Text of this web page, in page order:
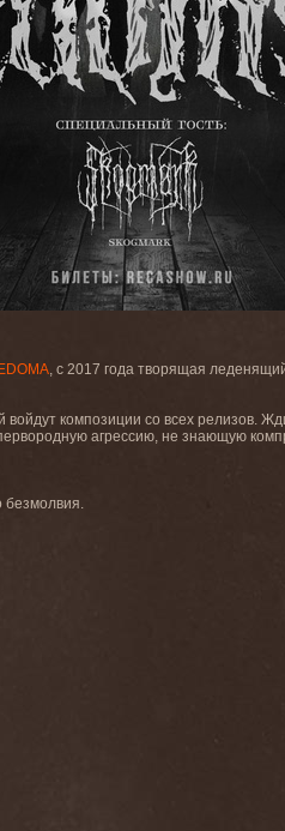
EDOMA, с 2017 года творящая
войдут композиции со всех
агрессию, не знающую
безмолвия.